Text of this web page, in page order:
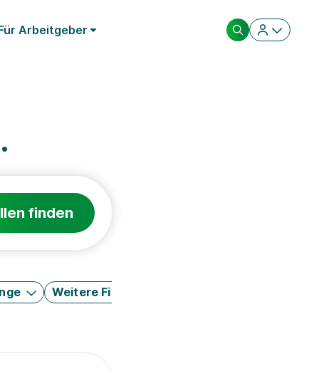
Arbeitgeber
finden
Weitere Filter